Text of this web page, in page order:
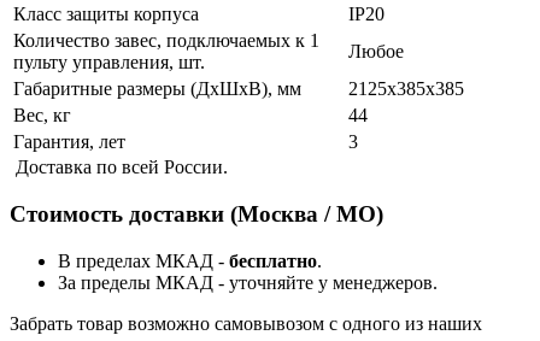
Класс защиты корпуса
IP20
Количество завес, подключаемых к 1
пульту управления, шт.
Любое
Габаритные размеры (ДхШхВ), мм
2125x385x385
Вес, кг
44
Гарантия, лет
3
Доставка по всей России.
Стоимость доставки (Москва / МО)
В пределах МКАД - бесплатно.
За пределы МКАД - уточняйте у менеджеров.
Забрать товар возможно самовывозом с одного из наших